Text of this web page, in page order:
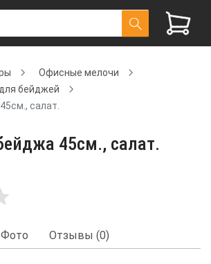
Офисные мелочи
бейджей
салат.
45см., салат.
Фото Отзывы (0)